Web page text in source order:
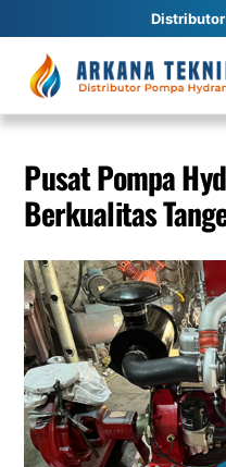
content
Pusat Pompa
Berkualitas